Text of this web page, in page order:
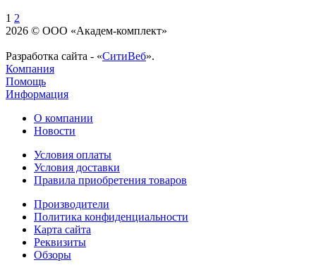
1 2
2026 © ООО «Академ-комплект»
Разработка сайта - «СитиВеб».
Компания
Помощь
Информация
О компании
Новости
Условия оплаты
Условия доставки
Правила приобретения товаров
Производители
Политика конфиденциальности
Карта сайта
Реквизиты
Обзоры